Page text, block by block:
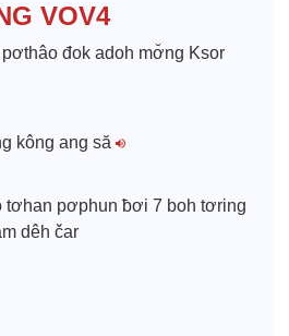
e
VOV4
đok adoh mơ̆ng Ksor
kông ang să
tơhan pơphun ƀơi 7 boh tơring
dêh čar